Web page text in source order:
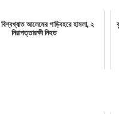
বিশ্বখ্যাত আলেমের গাড়িবহরে হামলা, ২
নিরাপত্তারক্ষী নিহত